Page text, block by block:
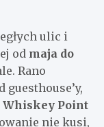
ulic i
od maja do
Rano
Whiskey Point
nie kusi,